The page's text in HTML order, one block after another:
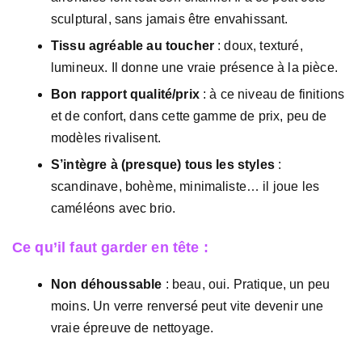
sculptural, sans jamais être envahissant.
Tissu agréable au toucher : doux, texturé,
lumineux. Il donne une vraie présence à la pièce.
Bon rapport qualité/prix: à ce niveau de finitions
et de confort, dans cette gamme de prix, peu de
modèles rivalisent.
S’intègre à (presque) tous les styles:
scandinave, bohème, minimaliste… il joue les
caméléons avec brio.
Ce qu’il faut garder en tête :
Non déhoussable : beau, oui. Pratique, un peu
moins. Un verre renversé peut vite devenir une
vraie épreuve de nettoyage.